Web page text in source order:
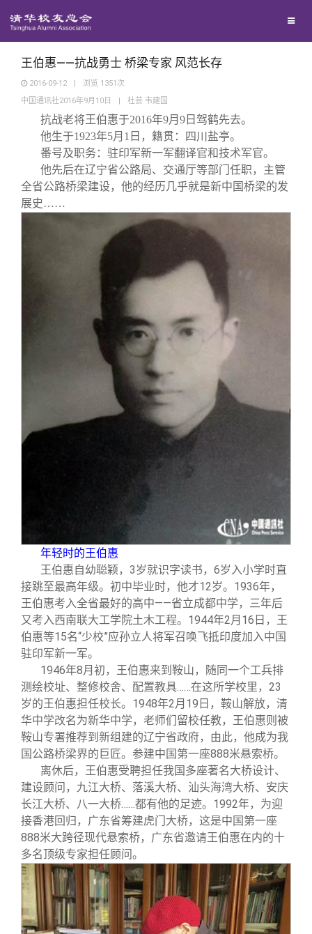
地区联络
年级联络
院系校友工作
专业委员会
兴趣群体
西南联大校友会
回馈母校
捐赠项目
捐赠新闻
捐赠纪事
捐赠方法
媒体平台
《清华校友通讯》
《水木清华》
我要订阅
百年清华
清华人物
清华故事
校友文苑
校友讲坛
校友视界
校友服务
终身学习
三创大赛
实用信息
校友总会
会长致辞
总会章程
理事会名单
联系我们
王伯惠——抗战勇士 桥梁专家 风范长存
2016-09-12 | 浏览 1351 次
中国通讯社2016年9月10日
| 杜芸 韦建国
抗战老将王伯惠于2016年9月9日驾鹤先去。
他生于1923年5月1日，籍贯：四川盐亭。
番号及职务：驻印军新一军翻译官和技术军官。
他先后在辽宁省公路局、交通厅等部门任职，主管
全省公路桥梁建设，他的经历几乎就是新中国桥梁的发
展史……
年轻时的王伯惠
王伯惠自幼聪颖，3岁就识字读书，6岁入小学时直
接跳至最高年级。初中毕业时，他才12岁。1936年，
王伯惠考入全省最好的高中——省立成都中学，三年后
又考入西南联大工学院土木工程。1944年2月16日，王
伯惠等15名“少校”应孙立人将军召唤飞抵印度加入中国
驻印军新一军。
1946年8月初，王伯惠来到鞍山，随同一个工兵排
测绘校址、整修校舍、配置教具……在这所学校里，23
岁的王伯惠担任校长。1948年2月19日，鞍山解放，清
华中学改名为新华中学，老师们留校任教，王伯惠则被
鞍山专署推荐到新组建的辽宁省政府，由此，他成为我
国公路桥梁界的巨匠。参建中国第一座888米悬索桥。
离休后，王伯惠受聘担任我国多座著名大桥设计、
建设顾问，九江大桥、落溪大桥、汕头海湾大桥、安庆
长江大桥、八一大桥……都有他的足迹。1992年，为迎
接香港回归，广东省筹建虎门大桥，这是中国第一座
888米大跨径现代悬索桥，广东省邀请王伯惠在内的十
多名顶级专家担任顾问。